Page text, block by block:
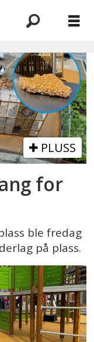
PLUSS
for
ble fredag
på plass.